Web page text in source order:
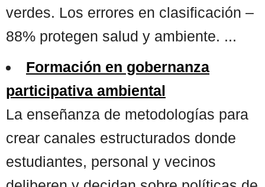
verdes. Los errores en clasificación –
88% protegen salud y ambiente. ...
Formación en gobernanza
participativa ambiental
La enseñanza de metodologías para
crear canales estructurados donde
estudiantes, personal y vecinos